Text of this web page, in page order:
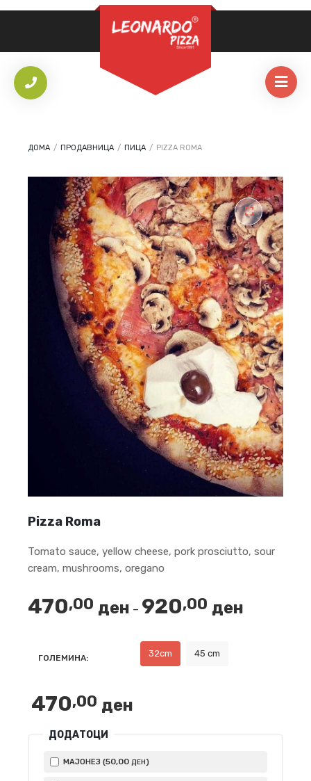
*ЗАДОЛЖИТЕЛНО
ДОМА / ПРОДАВНИЦА / ПИЦА / PIZZA ROMA
Pizza Roma
Tomato sauce, yellow cheese, pork prosciutto, sour
cream, mushrooms, oregano
470,00 ден – 920,00 ден
ГОЛЕМИНА: 32cm 45 cm
470,00 ден
ДОДАТОЦИ
МАЈОНЕЗ (50,00 ДЕН)